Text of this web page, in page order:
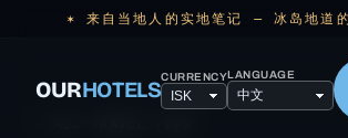
✶ 来自当地人的实地笔记 — 冰岛地道的
OURHOTELSCURRENCYLANGUAGE